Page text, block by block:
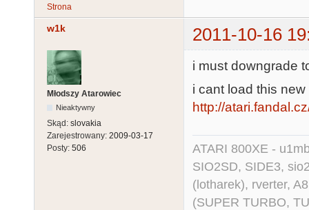
Strona
w1k 2011-10-16
Młodszy Atarowiec
Nieaktywny
Skąd: slovakia
Zarejestrowany: 2009-03-17
Posty: 506
i must downgrade
i cant load this new
http://
ATARI 800XE -
SIO2SD, SIDE3,
(lotharek), rverter,
(SUPER TURBO,